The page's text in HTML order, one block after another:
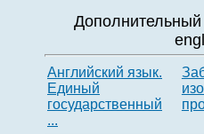
Английский язык.
Единый
государственный
...